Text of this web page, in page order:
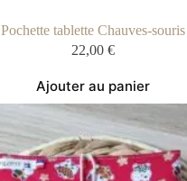
Pochette tablette Chauves-souris
22,00 €
Ajouter au panier